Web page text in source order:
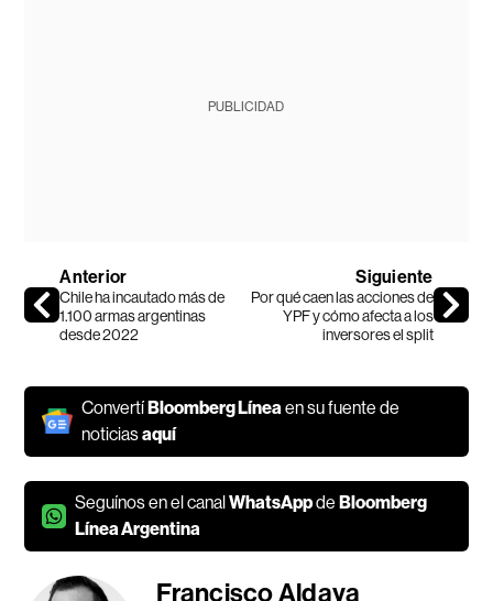
PUBLICIDAD
Anterior
Chile ha incautado más de
1.100 armas argentinas
desde 2022
Siguiente
Por qué caen las acciones de
YPF y cómo afecta a los
inversores el split
ConvertíBloomberg Línea en su fuente de
noticiasaquí
Seguínos en el canalWhatsAppdeBloomberg
Línea Argentina
Francisco Aldaya